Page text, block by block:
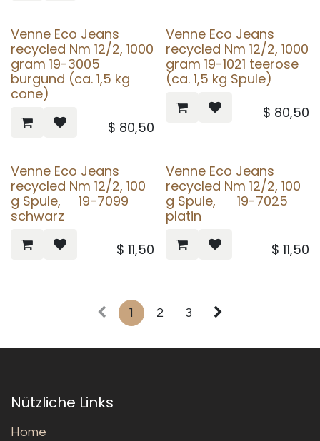
Venne Eco Jeans
recycled Nm 12/2, 1000
gram 19-3005
burgund (ca. 1,5 kg
cone)
$ 80,50
Venne Eco Jeans
recycled Nm 12/2, 1000
gram 19-1021 teerose
(ca. 1,5 kg Spule)
$ 80,50
Venne Eco Jeans
recycled Nm 12/2, 100
g Spule, 19-7099
schwarz
$ 11,50
Venne Eco Jeans
recycled Nm 12/2, 100
g Spule, 19-7025
platin
$ 11,50
1 2 3
Nützliche Links
Home